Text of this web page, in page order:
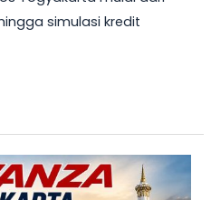
simulasi kredit